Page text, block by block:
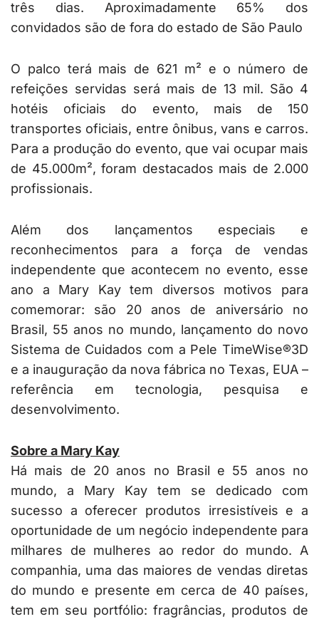
três dias. Aproximadamente 65% dos
convidados são de fora do estado de São Paulo
O palco terá mais de 621 m² e o número de
refeições servidas será mais de 13 mil. São 4
hotéis oficiais do evento, mais de 150
transportes oficiais, entre ônibus, vans e carros.
Para a produção do evento, que vai ocupar mais
de 45.000m², foram destacados mais de 2.000
profissionais.
Além dos lançamentos especiais e
reconhecimentos para a força de vendas
independente que acontecem no evento, esse
ano a Mary Kay tem diversos motivos para
comemorar: são 20 anos de aniversário no
Brasil, 55 anos no mundo, lançamento do novo
Sistema de Cuidados com a Pele TimeWise®3D
e a inauguração da nova fábrica no Texas, EUA –
referência em tecnologia, pesquisa e
desenvolvimento.
Sobre a Mary Kay
Há mais de 20 anos no Brasil e 55 anos no
mundo, a Mary Kay tem se dedicado com
sucesso a oferecer produtos irresistíveis e a
oportunidade de um negócio independente para
milhares de mulheres ao redor do mundo. A
companhia, uma das maiores de vendas diretas
do mundo e presente em cerca de 40 países,
tem em seu portfólio: fragrâncias, produtos de